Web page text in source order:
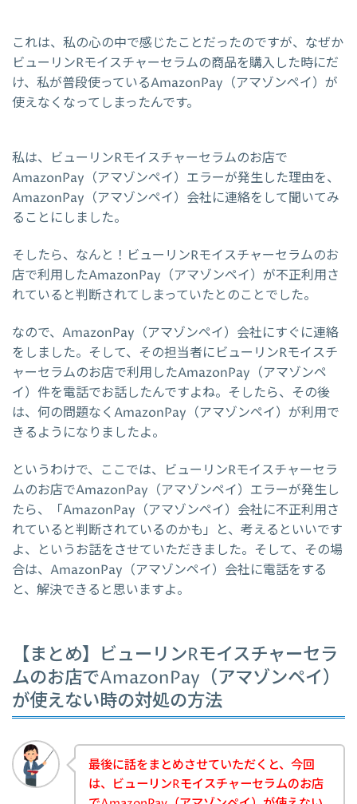
これは、私の心の中で感じたことだったのですが、なぜか
ビューリンRモイスチャーセラムの商品を購入した時にだ
け、私が普段使っているAmazonPay（アマゾンペイ）が
使えなくなってしまったんです。
私は、ビューリンRモイスチャーセラムのお店で
AmazonPay（アマゾンペイ）エラーが発生した理由を、
AmazonPay（アマゾンペイ）会社に連絡をして聞いてみ
ることにしました。
そしたら、なんと！ビューリンRモイスチャーセラムのお
店で利用したAmazonPay（アマゾンペイ）が不正利用さ
れていると判断されてしまっていたとのことでした。
なので、AmazonPay（アマゾンペイ）会社にすぐに連絡
をしました。そして、その担当者にビューリンRモイスチ
ャーセラムのお店で利用したAmazonPay（アマゾンペ
イ）件を電話でお話したんですよね。そしたら、その後
は、何の問題なくAmazonPay（アマゾンペイ）が利用で
きるようになりましたよ。
というわけで、ここでは、ビューリンRモイスチャーセラ
ムのお店でAmazonPay（アマゾンペイ）エラーが発生し
たら、「AmazonPay（アマゾンペイ）会社に不正利用さ
れていると判断されているのかも」と、考えるといいです
よ、というお話をさせていただきました。そして、その場
合は、AmazonPay（アマゾンペイ）会社に電話をする
と、解決できると思いますよ。
【まとめ】ビューリンRモイスチャーセラ
ムのお店でAmazonPay（アマゾンペイ）
が使えない時の対処の方法
最後に話をまとめさせていただくと、今回
は、ビューリンRモイスチャーセラムのお店